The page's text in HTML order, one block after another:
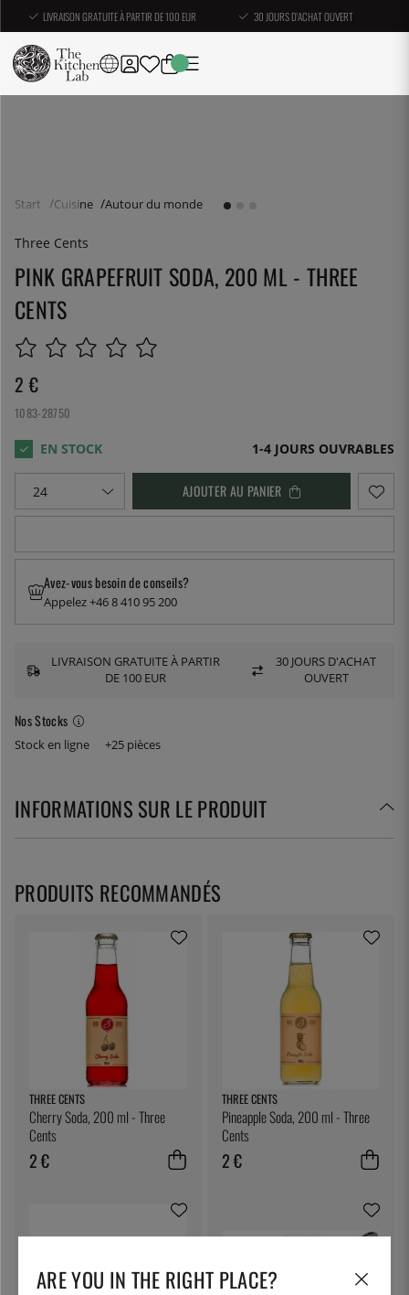
LIVRAISON GRATUITE À PARTIR DE 100 EUR 30 JOURS D'ACHAT OUVERT
Start Cuisine Autour du monde
Three Cents
PINK GRAPEFRUIT SODA, 200 ML - THREE
CENTS
2 €
1083-28750
1-4 JOURS OUVRABLES
AJOUTER AU PANIER
Nos Stocks
Stock en ligne +25 pièces
Avez-vous besoin de conseils?
Appelez +46 8 410 95 200
LIVRAISON GRATUITE À PARTIR
DE 100 EUR
30 JOURS D'ACHAT
OUVERT
INFORMATIONS SUR LE PRODUIT
THREE CENTS
Cherry Soda, 200 ml - Three
Cents
2 €
THREE CENTS
Pineapple Soda, 200 ml - Three
Cents
2 €
PRODUITS RECOMMANDÉS
ARE YOU IN THE RIGHT PLACE?